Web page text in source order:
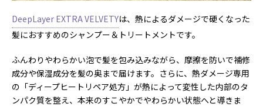
DeepLayer EXTRA VELVETYは、熱によるダメージで硬くなった
髪におすすめのシャンプー＆トリートメントです。
ふんわりやわらかい泡で髪を包み込みながら、摩擦を防いで補修
成分や保湿成分を髪の奥まで届けます。さらに、熱ダメージ専用
の「ディープヒートリペア処方」が熱によって変性した内部のタ
ンパク質を整え、本来のすこやかでやわらかい状態へと導きま